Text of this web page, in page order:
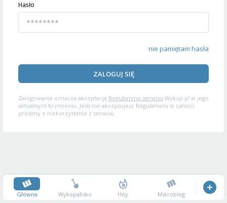
Hasło
nie pamiętam hasła
ZALOGUJ SIĘ
Zalogowanie oznacza akceptację Regulaminu serwisu Wykop.pl w jego
aktualnym brzmieniu. Jeśli nie akceptujesz Regulaminu w całości,
prosimy o niekorzystanie z serwisu.
Główna Wykopalisko Hity Mikroblog